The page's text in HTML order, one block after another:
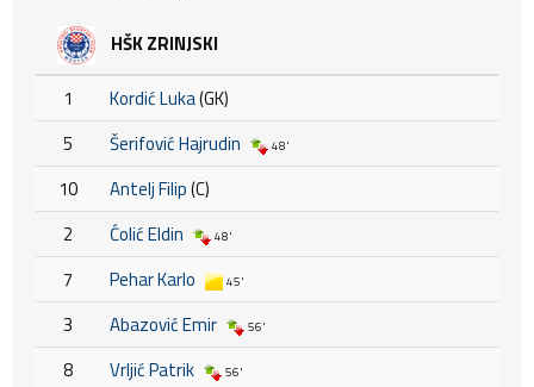
HŠK ZRINJSKI
1 Kordić Luka(GK)
5
Šerifović Hajrudin 48'
10 Antelj Filip(C)
2
Ćolić Eldin 48'
7 Pehar Karlo 45'
3 Abazović Emir 56'
8 Vrljić Patrik 56'